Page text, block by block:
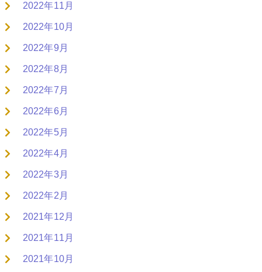
2022年11月
2022年10月
2022年9月
2022年8月
2022年7月
2022年6月
2022年5月
2022年4月
2022年3月
2022年2月
2021年12月
2021年11月
2021年10月